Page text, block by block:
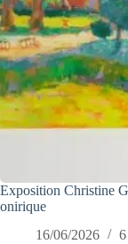
Exposition Christine
onirique
16/06/2026